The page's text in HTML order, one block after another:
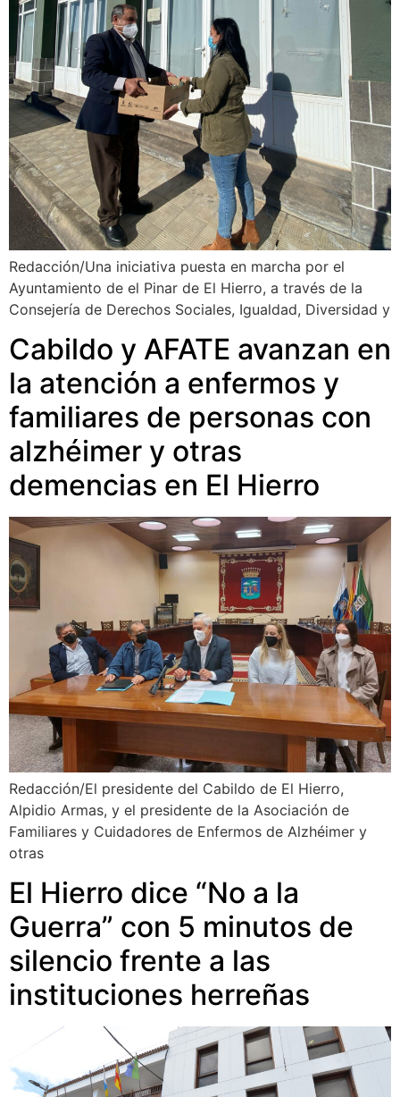
Redacción/Una iniciativa puesta en marcha por el
Ayuntamiento de el Pinar de El Hierro, a través de la
Consejería de Derechos Sociales, Igualdad, Diversidad y
Cabildo y AFATE avanzan en
la atención a enfermos y
familiares de personas con
alzhéimer y otras
demencias en El Hierro
Redacción/El presidente del Cabildo de El Hierro,
Alpidio Armas, y el presidente de la Asociación de
Familiares y Cuidadores de Enfermos de Alzhéimer y
otras
El Hierro dice “No a la
Guerra” con 5 minutos de
silencio frente a las
instituciones herreñas